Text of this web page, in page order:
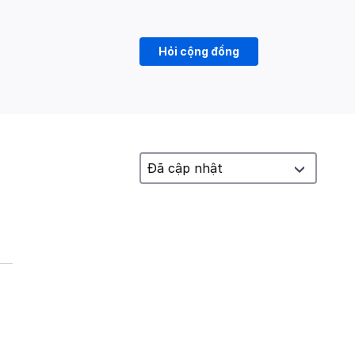
Hỏi cộng đồng